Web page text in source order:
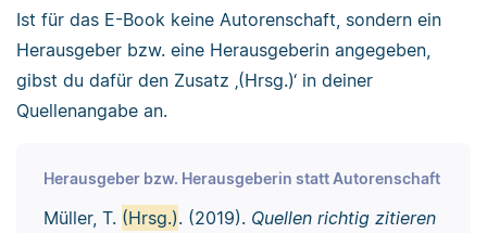
Ist für das E-Book keine Autorenschaft, sondern ein
Herausgeber bzw. eine Herausgeberin angegeben,
gibst du dafür den Zusatz ‚(Hrsg.)‘ in deiner
Quellenangabe an.
Herausgeber bzw. Herausgeberin statt Autorenschaft
Müller, T. (Hrsg.). (2019). Quellen richtig zitieren